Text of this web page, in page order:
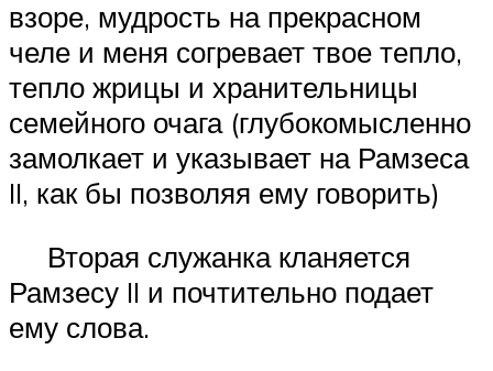
взоре, мудрость на прекрасном
челе и меня согревает твое тепло,
тепло жрицы и хранительницы
семейного очага (глубокомысленно
замолкает и указывает на Рамзеса
II, как бы позволяя ему говорить)
Вторая служанка кланяется
Рамзесу II и почтительно подает
ему слова.